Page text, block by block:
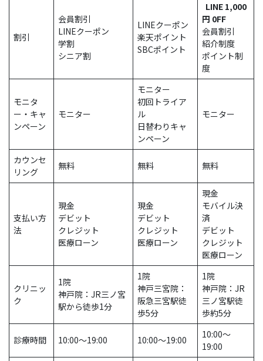
割引
会員割引
LINEクーポン
学割
シニア割
LINEクーポン
楽天ポイント
SBCポイント
LINE 1,000
円 0FF
会員割引
紹介制度
ポイント制
度
モニタ
ー・キャ
ンペーン
モニター
モニター
初回トライア
ル
日替わりキャ
ンペーン
モニター
カウンセ
リング
無料 無料 無料
支払い方
法
現金
デビット
クレジット
医療ローン
現金
デビット
クレジット
医療ローン
現金
モバイル決
済
デビット
クレジット
医療ローン
クリニッ
ク
1院
神戸院：JR三ノ宮
駅から徒歩1分
1院
神戸三宮院：
阪急三宮駅徒
歩5分
1院
神戸院：JR
三ノ宮駅徒
歩約5分
診療時間 10:00〜19:00 10:00〜19:00
10:00～
19:00